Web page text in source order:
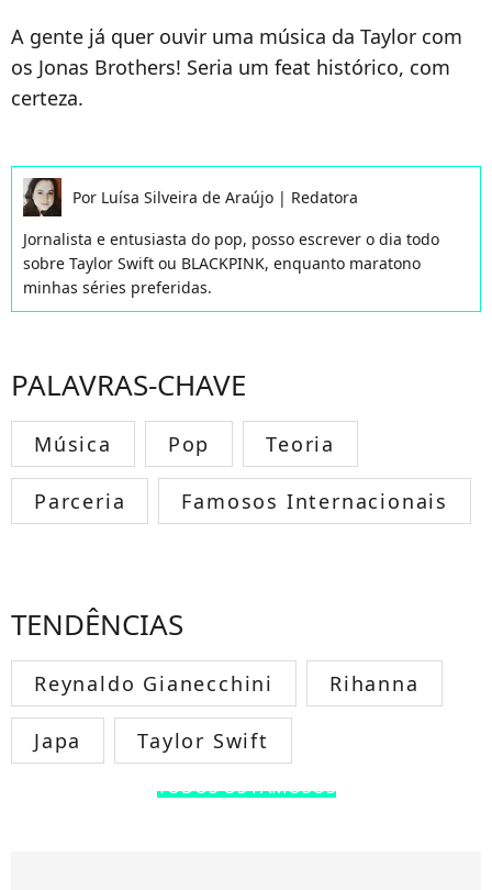
A gente já quer ouvir uma música da Taylor com
os Jonas Brothers! Seria um feat histórico, com
certeza.
Por Luísa Silveira de Araújo | Redatora
Jornalista e entusiasta do pop, posso escrever o dia todo
sobre Taylor Swift ou BLACKPINK, enquanto maratono
minhas séries preferidas.
PALAVRAS-CHAVE
Música Pop Teoria
Parceria Famosos Internacionais
TENDÊNCIAS
Reynaldo Gianecchini Rihanna
Japa Taylor Swift
TODOS OS FAMOSOS